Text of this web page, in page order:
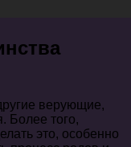
верующие,
Более того,
это, особенно